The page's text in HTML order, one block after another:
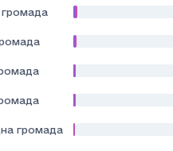
громада